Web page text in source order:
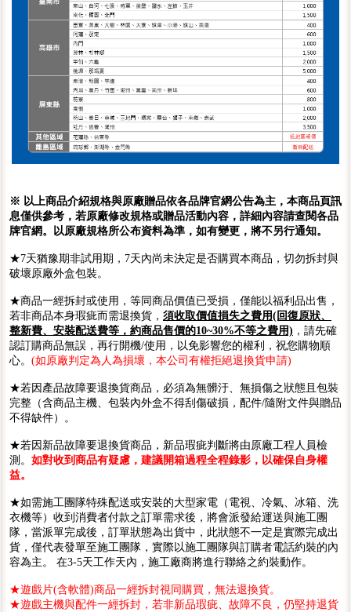
※ 以上商品介紹規格與原廠贈品依各品牌官網公告為主，本商品頁訊
息僅供參考，若原廠修改規格或贈品活動內容，詳細內容請查閱各品
牌官網。以原廠規格所公布資料為準，如有變更，將不另行通知。
★7天猶豫期非試用期，7天內尚未決定是否購買本商品，切勿拆封與
破壞原廠外盒包裝。
★商品一經拆封或使用，等同商品價值已受損，僅能以福利品出售，
若非商品本身瑕疵而需退換貨， 須收取價值損失之費用(回復原狀、
整新費、安裝配送費等，約商品售價的10~30%不等之費用) ，請先確
認訂購商品無誤，再行開機/使用，以免影響您的權利，祝您購物順
心。 (如原廠判定為人為損壞，本公司有權拒絕退換貨申請)
★若因產品故障要退換貨商品，必須為無髒汙、無損傷之狀態且包裝
完整（含商品主機、包裝內外盒不得刮傷破損，配件/隨附文件與贈品
不得缺件）。
★若因新品故障要退換貨商品，新品瑕疵判斷將由原廠工程人員檢
測。 如對收到商品有疑慮，建議開箱過程全程錄影，以確保自身權
益。
★如需施工團隊特殊配送或安裝的大型家電（電視、冷氣、冰箱、洗
衣機等）收到消費者付款之訂單需求後，將會派發給運送與施工團
隊，當派單完成後，訂單狀態為出貨中，此狀態不一定是實際完成出
貨，僅代表發單至施工團隊，實際以施工團隊與訂購者電話約裝的內
容為主。 在3-5天工作天內，施工廠商將進行聯絡之約裝動作。
★遊戲片(含軟體)商品一經拆封視同購買，無法退換貨。
★遊戲主機與配件一經拆封，若非新品瑕疵、故障不良，仍堅持退貨